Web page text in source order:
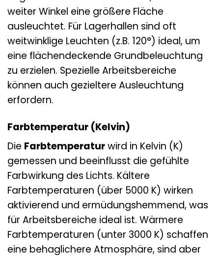
weiter Winkel eine größere Fläche
ausleuchtet. Für Lagerhallen sind oft
weitwinklige Leuchten (z.B. 120°) ideal, um
eine flächendeckende Grundbeleuchtung
zu erzielen. Spezielle Arbeitsbereiche
können auch gezieltere Ausleuchtung
erfordern.
Farbtemperatur (Kelvin)
Die Farbtemperaturwird in Kelvin (K)
gemessen und beeinflusst die gefühlte
Farbwirkung des Lichts. Kältere
Farbtemperaturen (über 5000 K) wirken
aktivierend und ermüdungshemmend, was
für Arbeitsbereiche ideal ist. Wärmere
Farbtemperaturen (unter 3000 K) schaffen
eine behaglichere Atmosphäre, sind aber